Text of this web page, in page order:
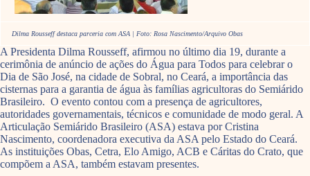
Dilma Rousseff destaca parceria com ASA | Foto: Rosa Nascimento/Arquivo Obas
A Presidenta Dilma Rousseff, afirmou no último dia 19, durante a
cerimônia de anúncio de ações do Água para Todos para celebrar o
Dia de São José, na cidade de Sobral, no Ceará, a importância das
cisternas para a garantia de água às famílias agricultoras do Semiárido
Brasileiro. O evento contou com a presença de agricultores,
autoridades governamentais, técnicos e comunidade de modo geral. A
Articulação Semiárido Brasileiro (ASA) estava por Cristina
Nascimento, coordenadora executiva da ASA pelo Estado do Ceará.
As instituições Obas, Cetra, Elo Amigo, ACB e Cáritas do Crato, que
compõem a ASA, também estavam presentes.